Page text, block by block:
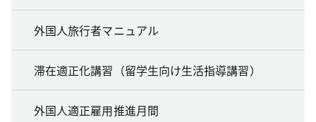
外国人旅行者マニュアル
滞在適正化講習（留学生向け生活指導講習）
外国人適正雇用推進月間